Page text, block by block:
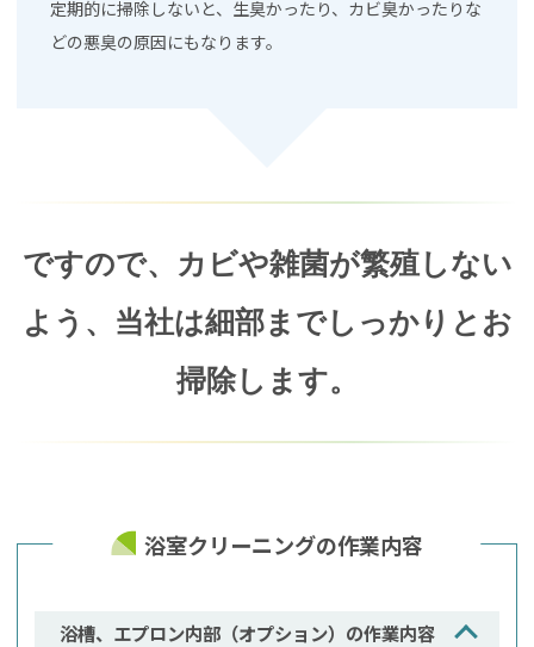
定期的に掃除しないと、生臭かったり、カビ臭かったりな
どの悪臭の原因にもなります。
ですので、カビや雑菌が繁殖しない
よう、 当社は細部までしっかりとお
掃除します。
浴室クリーニングの作業内容
浴槽、エプロン内部（オプション）の作業内容